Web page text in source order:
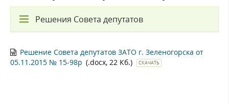
Решения Совета депутатов
Решение Совета депутатов ЗАТО г. Зеленогорска от
05.11.2015 № 15-98р (.docx, 22 Кб.) СКАЧАТЬ